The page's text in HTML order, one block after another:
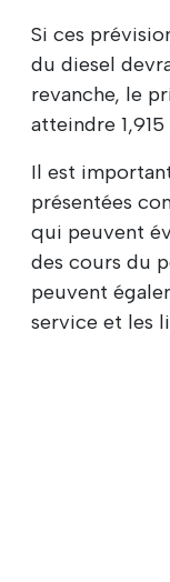
Si ces
du diesel
revanche, le
atteindre
Il est
présentées
qui peuvent
des cours du
peuvent
service et les